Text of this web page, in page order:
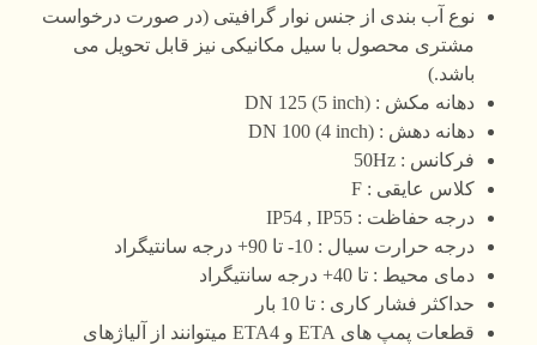
نوع آب بندی از جنس نوار گرافیتی (در صورت درخواست
مشتری محصول با سیل مکانیکی نیز قابل تحویل می
باشد.)
دهانه مکش : DN 125 (5 inch)
دهانه دهش : DN 100 (4 inch)
فرکانس : 50Hz
کلاس عایقی : F
درجه حفاظت : IP54 , IP55
درجه حرارت سیال : 10- تا 90+ درجه سانتیگراد
دمای محیط : تا 40+ درجه سانتیگراد
حداکثر فشار کاری : تا 10 بار
قطعات پمپ های ETA و ETA4 میتوانند از آلیاژهای